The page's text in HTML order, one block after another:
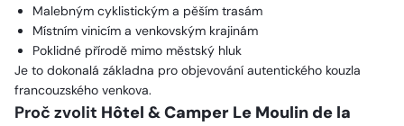
Malebným cyklistickým a pěším trasám
Místním vinicím a venkovským krajinám
Poklidné přírodě mimo městský hluk
Je to dokonalá základna pro objevování autentického kouzla
francouzského venkova.
Proč zvolit Hôtel & Camper Le Moulin de la